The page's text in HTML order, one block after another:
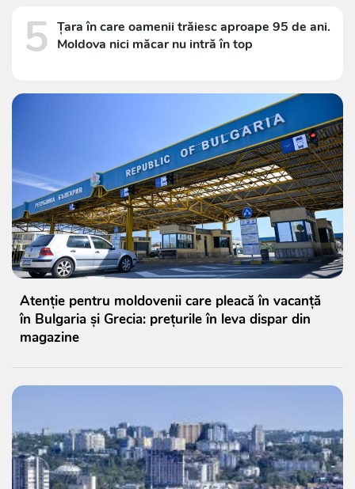
5 Țara în care oamenii trăiesc aproape 95 de ani.
Moldova nici măcar nu intră în top
Atenție pentru moldovenii care pleacă în vacanță
în Bulgaria și Grecia: prețurile în leva dispar din
magazine